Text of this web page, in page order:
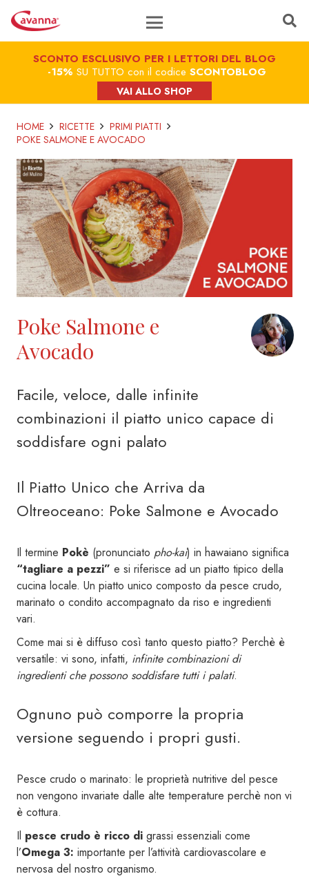
SCONTO ESCLUSIVO PER I LETTORI DEL BLOG
-15% SU TUTTO con il codice SCONTOBLOG
VAI ALLO SHOP
HOME RICETTE
PRIMI PIATTI
POKE SALMONE E AVOCADO
Poke Salmone e
Avocado
Facile, veloce, dalle infinite
combinazioni il piatto unico capace di
soddisfare ogni palato
Il Piatto Unico che Arriva da
Oltreoceano: Poke Salmone e Avocado
Il termine Pokè (pronunciato pho-kai) in hawaiano significa
“tagliare a pezzi” e si riferisce ad un piatto tipico della
cucina locale. Un piatto unico composto da pesce crudo,
marinato o condito accompagnato da riso e ingredienti
vari.
Come mai si è diffuso così tanto questo piatto? Perchè è
versatile: vi sono, infatti, infinite combinazioni di
ingredienti che possono soddisfare tutti i palati.
Ognuno può comporre la propria
versione seguendo i propri gusti.
Pesce crudo o marinato: le proprietà nutritive del pesce
non vengono invariate dalle alte temperature perchè non vi
è cottura.
Il pesce crudo è ricco di grassi essenziali come
l’Omega 3: importante per l’attività cardiovascolare e
nervosa del nostro organismo.